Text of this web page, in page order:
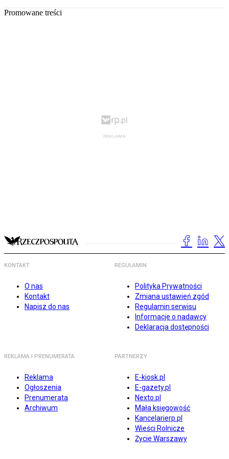
Promowane treści
KONTAKT
O nas
Kontakt
Napisz do nas
REGULAMIN
Polityka Prywatności
Zmiana ustawień zgód
Regulamin serwisu
Informacje o nadawcy
Deklaracja dostępności
REKLAMA I PRENUMERATA
Reklama
Ogłoszenia
Prenumerata
Archiwum
PARTNERZY
E-kiosk.pl
E-gazety.pl
Nexto.pl
Mała księgowość
Kancelarierp.pl
Wieści Rolnicze
Życie Warszawy